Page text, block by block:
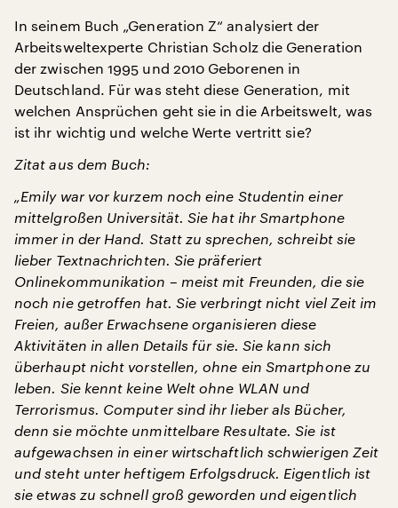
In seinem Buch „Generation Z“ analysiert der
Arbeitsweltexperte Christian Scholz die Generation
der zwischen 1995 und 2010 Geborenen in
Deutschland. Für was steht diese Generation, mit
welchen Ansprüchen geht sie in die Arbeitswelt, was
ist ihr wichtig und welche Werte vertritt sie?
Zitat aus dem Buch:
„Emily war vor kurzem noch eine Studentin einer
mittelgroßen Universität. Sie hat ihr Smartphone
immer in der Hand. Statt zu sprechen, schreibt sie
lieber Textnachrichten. Sie präferiert
Onlinekommunikation – meist mit Freunden, die sie
noch nie getroffen hat. Sie verbringt nicht viel Zeit im
Freien, außer Erwachsene organisieren diese
Aktivitäten in allen Details für sie. Sie kann sich
überhaupt nicht vorstellen, ohne ein Smartphone zu
leben. Sie kennt keine Welt ohne WLAN und
Terrorismus. Computer sind ihr lieber als Bücher,
denn sie möchte unmittelbare Resultate. Sie ist
aufgewachsen in einer wirtschaftlich schwierigen Zeit
und steht unter heftigem Erfolgsdruck. Eigentlich ist
sie etwas zu schnell groß geworden und eigentlich